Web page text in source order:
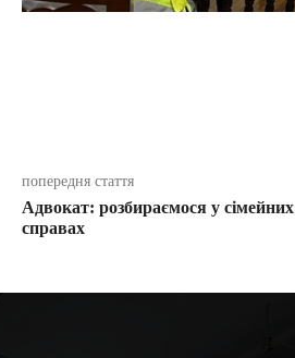
попередня стаття
Адвокат: розбираємося у сімейних
справах